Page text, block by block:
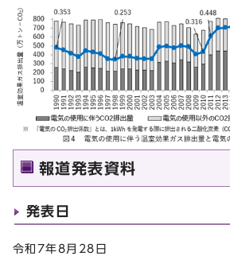
報道発表資料
発表日
令和7年8月28日